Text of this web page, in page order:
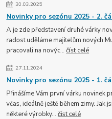
30.03.2025
Novinky pro sezónu 2025 - 2.
A je zde představení druhé várky
radost uděláme majitelům nových
pracovali na novýc...číst celé
27.11.2024
Novinky pro sezónu 2025 - 1.
Přinášíme Vám první várku novinek
včas, ideálně ještě během zimy. Jak
některé výrobky...číst celé